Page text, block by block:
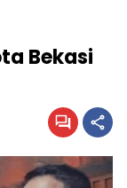
Bekasi